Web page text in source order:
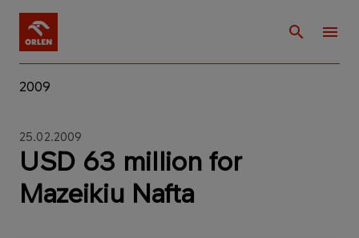
2009
25.02.2009
USD 63 million for
Mazeikiu Nafta